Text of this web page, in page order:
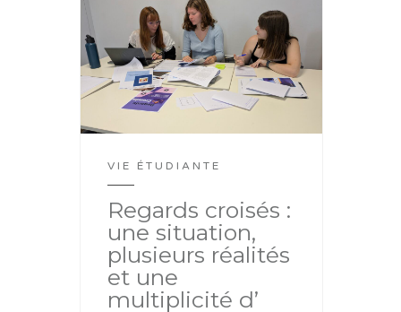
VIE ÉTUDIANTE
Regards croisés :
une situation,
plusieurs réalités
et une
multiplicité d’